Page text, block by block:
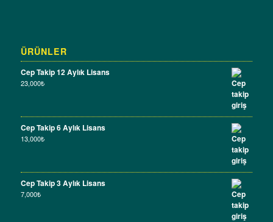
ÜRÜNLER
Cep Takip 12 Aylık Lisans
23,000₺
Cep Takip 6 Aylık Lisans
13,000₺
Cep Takip 3 Aylık Lisans
7,000₺